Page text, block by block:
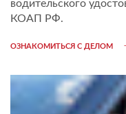
водительского
КОАП РФ.
ОЗНАКОМИТЬСЯ С ДЕЛОМ